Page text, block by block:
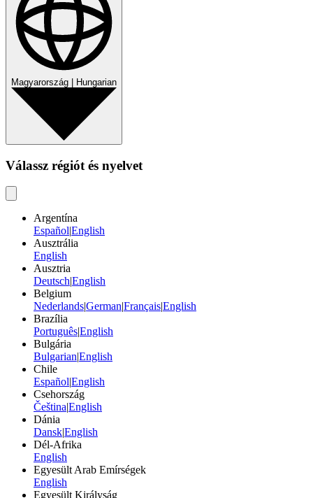
Magyarország | Hungarian
Válassz régiót és nyelvet
Argentína
Español|English
Ausztrália
English
Ausztria
Deutsch|English
Belgium
Nederlands|German|Français|English
Brazília
Português|English
Bulgária
Bulgarian|English
Chile
Español|English
Csehország
Čeština|English
Dánia
Dansk|English
Dél-Afrika
English
Egyesült Arab Emírségek
English
Egyesült Királyság